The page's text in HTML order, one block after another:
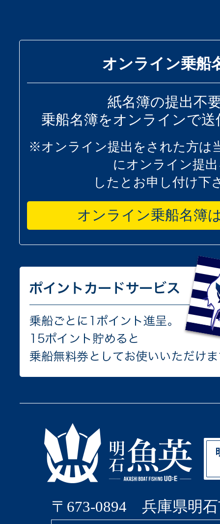
オンライン乗船
紙名簿の提出不
乗船名簿をオンラインで
※オンライン提出をされた方は
にオンライン提
したとお申し付け下
オンライン乗船名簿
〒673-0894 兵庫県明石